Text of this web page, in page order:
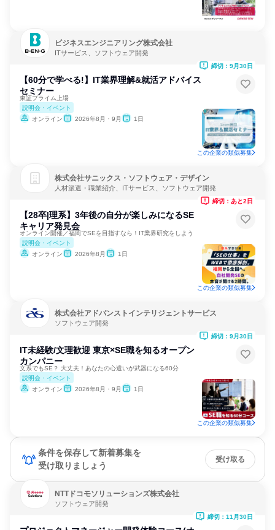
ビジネスエンジニアリング株式会社
ITサービス、ソフトウェア開発
【60分で学べる!】IT業界理解&就活アドバイス
セミナー
東証プライム上場
説明会・イベント
オンライン
2026年8月・9月 1日
締切：9月30日
この企業の類似募集
株式会社サニックス・ソフトウェア・デザイン
人材派遣・職業紹介、ITサービス、ソフトウェア開発
【28卒|理系】3年後の自分が楽しみになるSE
キャリア発見会
オンライン開催／福岡でSEを目指すなら！IT業界研究をしよう
説明会・イベント
オンライン
2026年8月 1日
締切：あと2日
この企業の類似募集
株式会社アドバンストインテリジェントサービス
ソフトウェア開発
IT未経験/文理歓迎 東京×SE職を知るオープン
カンパニー
文系でもSE？ 大丈夫！あなたの心遣いが武器になる60分
説明会・イベント
オンライン
2026年8月・9月 1日
締切：9月30日
この企業の類似募集
条件を保存して新着募集を
受け取りましょう
受け取る
NTTドコモソリューションズ株式会社
ソフトウェア開発
締切：11月30日